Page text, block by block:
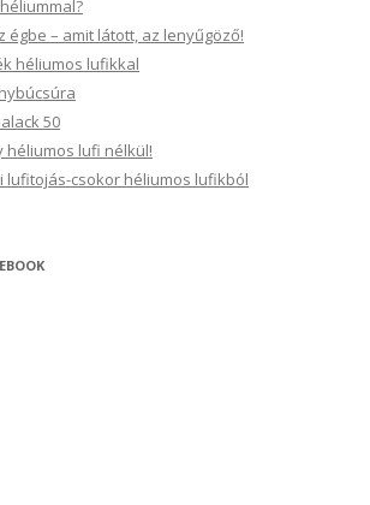
égbe – amit látott, az lenyűgöző!
héliumos lufikkal
50
héliumos lufi nélkül!
lufitojás-csokor héliumos lufikból